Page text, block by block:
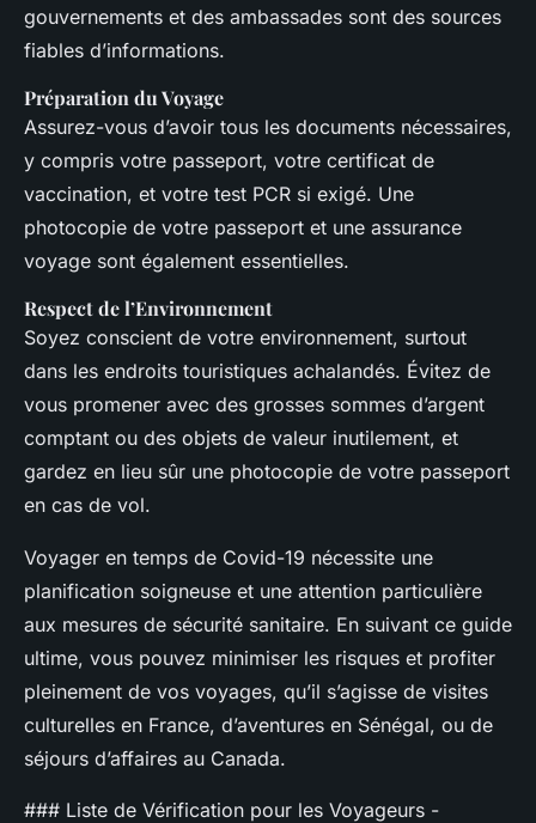
gouvernements et des ambassades sont des sources
fiables d’informations.
Préparation du Voyage
Assurez-vous d’avoir tous les documents nécessaires,
y compris votre passeport, votre certificat de
vaccination, et votre test PCR si exigé. Une
photocopie de votre passeport et une assurance
voyage sont également essentielles.
Respect de l’Environnement
Soyez conscient de votre environnement, surtout
dans les endroits touristiques achalandés. Évitez de
vous promener avec des grosses sommes d’argent
comptant ou des objets de valeur inutilement, et
gardez en lieu sûr une photocopie de votre passeport
en cas de vol.
Voyager en temps de Covid-19 nécessite une
planification soigneuse et une attention particulière
aux mesures de sécurité sanitaire. En suivant ce guide
ultime, vous pouvez minimiser les risques et profiter
pleinement de vos voyages, qu’il s’agisse de visites
culturelles en France, d’aventures en Sénégal, ou de
séjours d’affaires au Canada.
### Liste de Vérification pour les Voyageurs -